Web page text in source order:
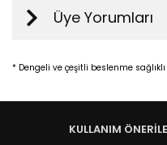
Üye Yorumları
* Dengeli ve çeşitli beslenme
KULLANIM